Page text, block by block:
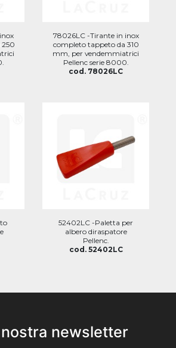
78026LC -Tirante in inox
completo tappeto da 310
mm, per vendemmiatrici
Pellenc serie 8000.
cod. 78026LC
52402LC -Paletta per
albero diraspatore
Pellenc.
cod. 52402LC
newsletter